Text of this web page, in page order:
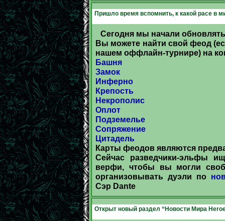
Пришло время вспомнить, к какой расе в
Сегодня мы начали
Вы можете найти свой феод
нашем оффлайн-турнире) на
Башня
Замок
Инферно
Крепость
Некрополис
Оплот
Подземелье
Сопряжение
Цитадель
Карты феодов являются
Сейчас разведчики-эльфы
верфи, чтобы вы могли
организовывать дуэли по
Сэр Dante
Открыт новый раздел “Новости Мира